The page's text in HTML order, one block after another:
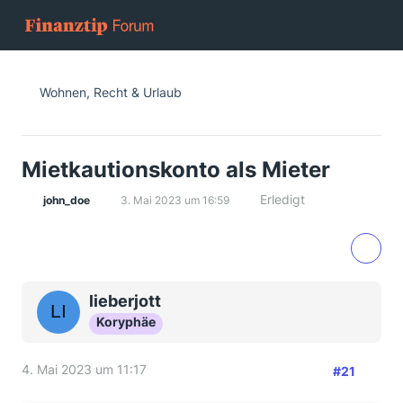
Wohnen, Recht & Urlaub
Mietkautionskonto als Mieter
john_doe 3. Mai 2023 um 16:59 Erledigt
lieberjott
Koryphäe
4. Mai 2023 um 11:17 #21